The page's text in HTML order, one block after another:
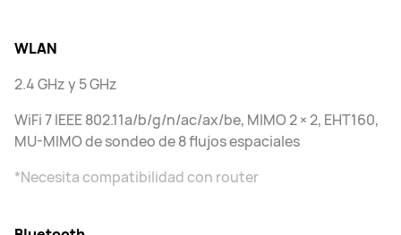
WLAN
2.4 GHz y 5 GHz
WiFi 7 IEEE 802.11a/b/g/n/ac/ax/be, MIMO 2 × 2, EHT160,
MU-MIMO de sondeo de 8 flujos espaciales
*Necesita compatibilidad con router